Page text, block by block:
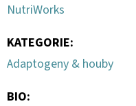
NutriWorks
KATEGORIE:
Adaptogeny & houby
BIO: